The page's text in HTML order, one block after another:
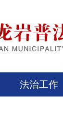
法治工作